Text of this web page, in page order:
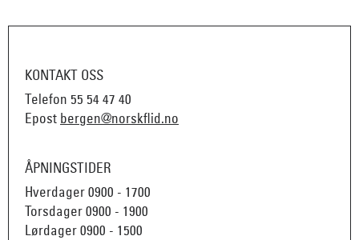
KONTAKT OSS
Telefon 55 54 47 40
Epost bergen@norskflid.no
ÅPNINGSTIDER
Hverdager 0900 - 1700
Torsdager 0900 - 1900
Lørdager 0900 - 1500